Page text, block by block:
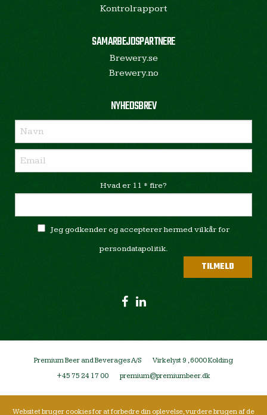
Kontrolrapport
SAMARBEJDSPARTNERE
Brewery.se
Brewery.no
NYHEDSBREV
Hvad er 11 * fire?
Jeg godkender og accepterer hermed vilkår for
persondatapolitik.
Premium Beer and Beverages A/S
Virkelyst 9 , 6000 Kolding
+45 75 24 17 00
premium@premiumbeer.dk
Websitet bruger cookies for at forbedre din oplevelse, vurdere brugen af de